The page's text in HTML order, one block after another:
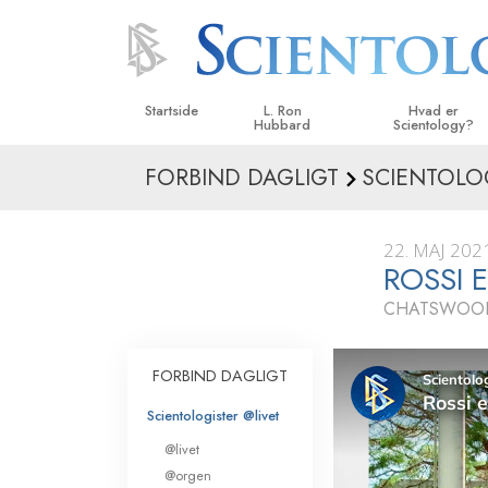
Startside L. Ron
Hubbard
Hvad er
Scientology?
Anskuelser og
Hvad scientologer
om Scientology
Indenfor i en Kirke
De
i Scientology
En introduktion til
FORBIND DAGLIGT
22. MAJ 2021
ROSSI
FORBIND DAGLIGT
Scientologister @livet
@livet
@orgen